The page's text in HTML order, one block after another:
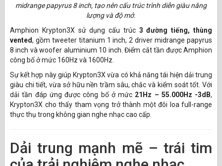
midrange papyrus 8 inch, tạo nên cấu trúc trình diễn giàu năng
lượng và độ mở.
Amphion Krypton3X sử dụng cấu trúc 3 đường tiếng, thùng
vented, gồm tweeter titanium 1 inch, 2 driver midrange papyrus
8 inch và woofer aluminium 10 inch. Điểm cắt tần được Amphion
công bố ở mức 160Hz và 1600Hz.
Sự kết hợp này giúp Krypton3X vừa có khả năng tái hiện dải trung
giàu chi tiết, vừa sở hữu nền trầm sâu, chắc và kiểm soát tốt. Với
dải tần đáp ứng được công bố ở mức 21Hz – 55.000Hz -3dB,
Krypton3X cho thấy tham vọng trở thành một đôi loa full-range
thực thụ trong không gian nghe nhạc cao cấp.
Dải trung mạnh mẽ – trái tim